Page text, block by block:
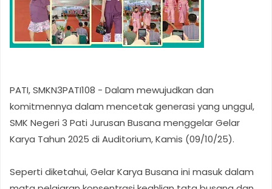
PATI, SMKN3PATI108 - Dalam mewujudkan dan
komitmennya dalam mencetak generasi yang unggul,
SMK Negeri 3 Pati Jurusan Busana menggelar Gelar
Karya Tahun 2025 di Auditorium, Kamis (09/10/25).
Seperti diketahui, Gelar Karya Busana ini masuk dalam